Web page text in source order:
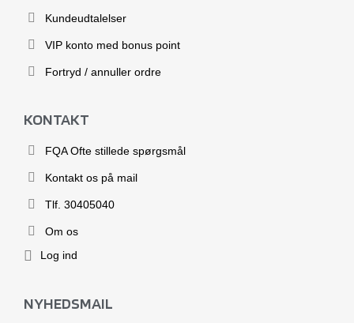
Kundeudtalelser
VIP konto med bonus point
Fortryd / annuller ordre
KONTAKT
FQA Ofte stillede spørgsmål
Kontakt os på mail
Tlf. 30405040
Om os
Log ind
NYHEDSMAIL